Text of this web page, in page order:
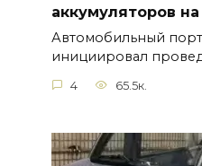
аккумуляторов
Автомобильный
инициировал
4 65.5к.